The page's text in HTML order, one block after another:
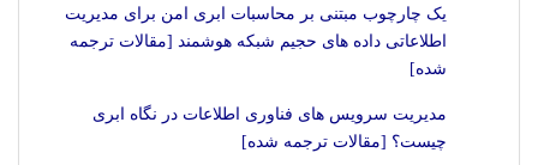
یک چارچوب مبتنی بر محاسبات ابری امن برای مدیریت
اطلاعاتی داده های حجیم شبکه هوشمند [مقالات ترجمه
شده]
مدیریت سرویس های فناوری اطلاعات در نگاه ابری
چیست؟ [مقالات ترجمه شده]